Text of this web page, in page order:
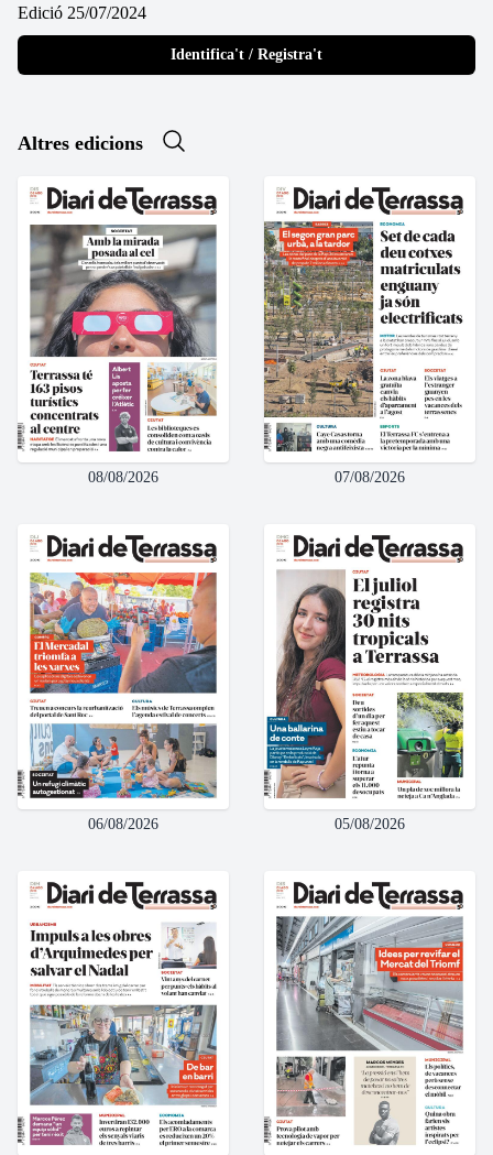
Edició 25/07/2024
Identifica't / Registra't
Altres edicions
08/08/2026 07/08/2026
06/08/2026 05/08/2026